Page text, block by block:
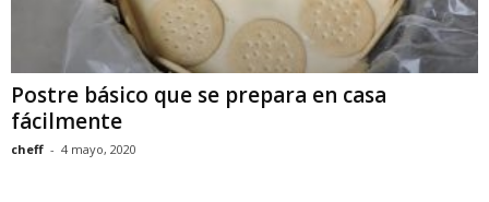
Postre básico que se prepara en casa
fácilmente
cheff - 4 mayo, 2020